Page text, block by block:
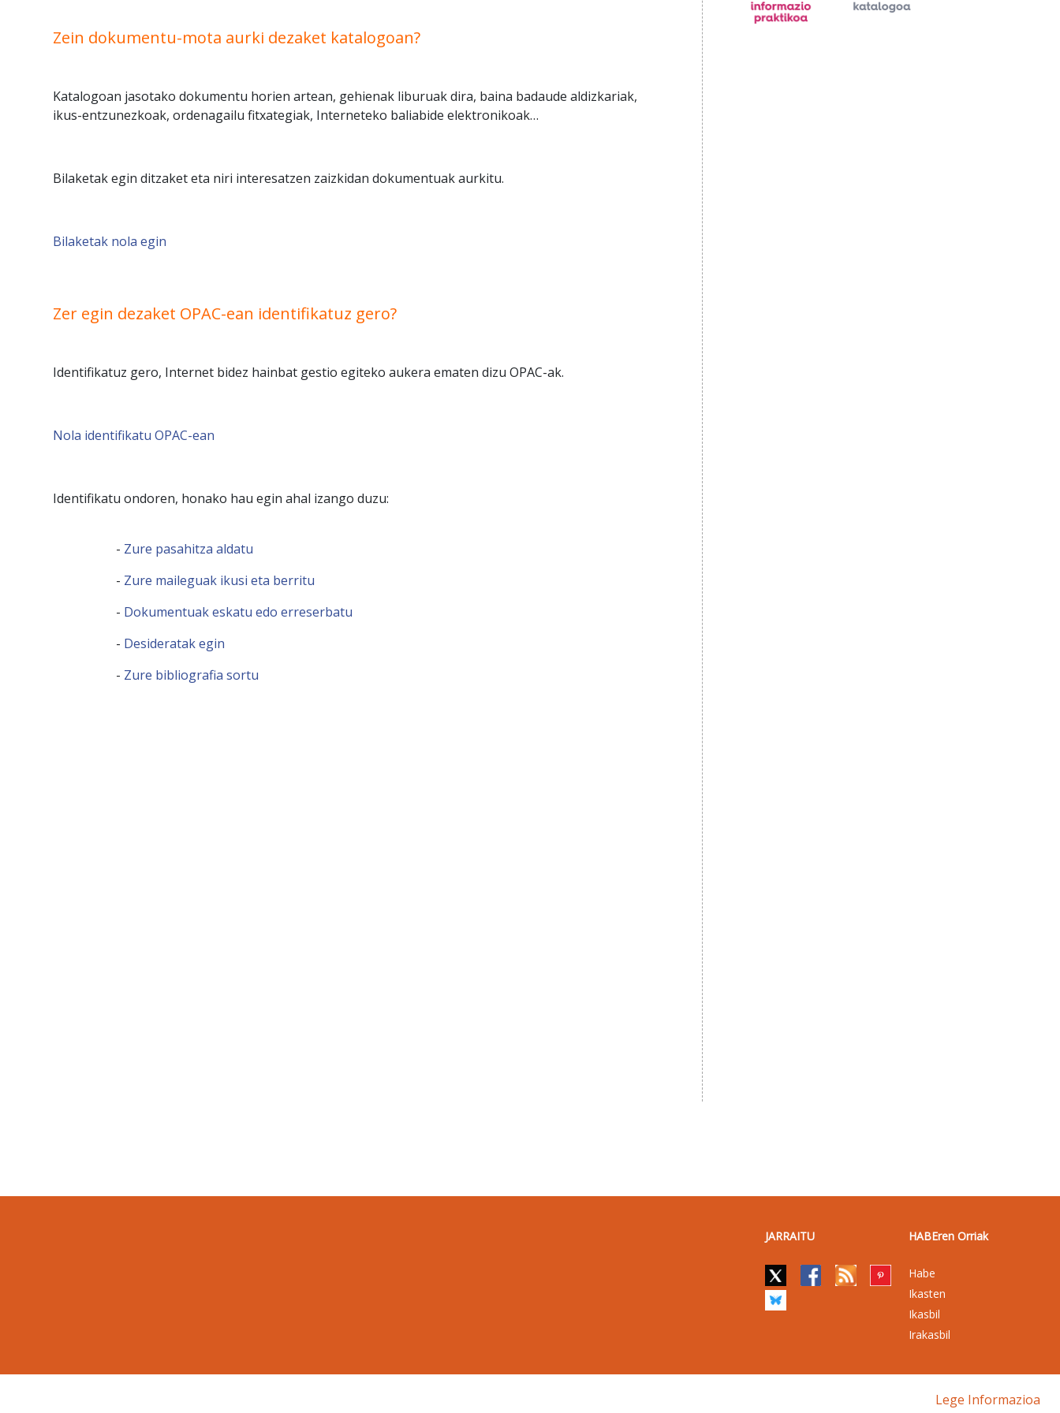
Zein dokumentu-mota aurki dezaket katalogoan?
Katalogoan jasotako dokumentu horien artean, gehienak liburuak dira, baina badaude aldizkariak,
ikus-entzunezkoak, ordenagailu fitxategiak, Interneteko baliabide elektronikoak…
Bilaketak egin ditzaket eta niri interesatzen zaizkidan dokumentuak aurkitu.
Bilaketak nola egin
Zer egin dezaket OPAC-ean identifikatuz gero?
Identifikatuz gero, Internet bidez hainbat gestio egiteko aukera ematen dizu OPAC-ak.
Nola identifikatu OPAC-ean
Identifikatu ondoren, honako hau egin ahal izango duzu:
- Zure pasahitza aldatu
- Zure maileguak ikusi eta berritu
- Dokumentuak eskatu edo erreserbatu
- Desideratak egin
- Zure bibliografia sortu
JARRAITU HABEren Orriak
Habe
Ikasten
Ikasbil
Irakasbil
Lege Informazioa